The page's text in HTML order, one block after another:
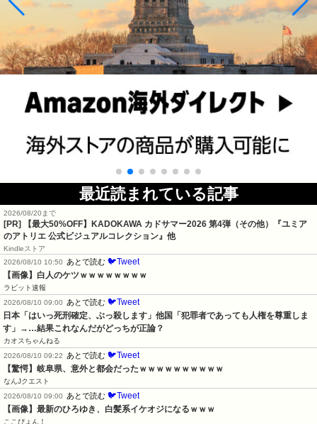
最近読まれている記事
2026/08/20まで
[PR]
【最大50%OFF】KADOKAWA カドサマー2026 第4弾（その他）『ユミア
のアトリエ 公式ビジュアルコレクション』他
Kindleストア
2026/08/10 10:50
あとで読む 🐦Tweet
【画像】白人のケツｗｗｗｗｗｗｗｗ
ラビット速報
2026/08/10 09:00
あとで読む 🐦Tweet
日本「はいっ死刑確定、ぶっ殺します」他国「犯罪者であっても人権を尊重しま
す」→…結果これなんだがどっちが正論？
カオスちゃんねる
2026/08/10 09:22
あとで読む 🐦Tweet
【驚愕】岐阜県、意外と都会だったｗｗｗｗｗｗｗｗｗｗ
なんJクエスト
2026/08/10 09:00
あとで読む 🐦Tweet
【画像】最新のひろゆき、白髪系イケオジになるｗｗｗ
ここぴょん！